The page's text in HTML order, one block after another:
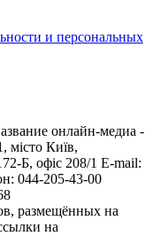
и персональных
онлайн-медиа -
місто Київ,
Б, офіс 208/1 E-mail:
044-205-43-00
размещённых на
на